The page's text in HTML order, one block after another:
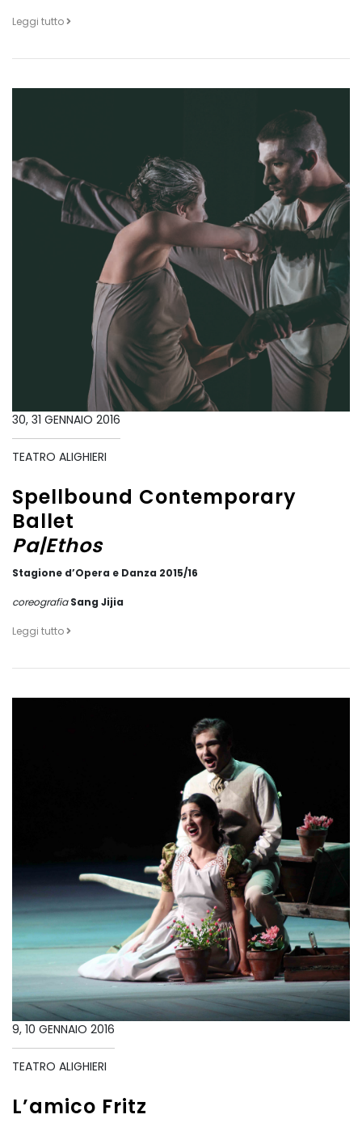
Leggi tutto
30, 31 GENNAIO 2016
TEATRO ALIGHIERI
Spellbound Contemporary
Ballet
Pa|Ethos
Stagione d’Opera e Danza 2015/16
coreografia Sang Jijia
Leggi tutto
9, 10 GENNAIO 2016
TEATRO ALIGHIERI
L’amico Fritz